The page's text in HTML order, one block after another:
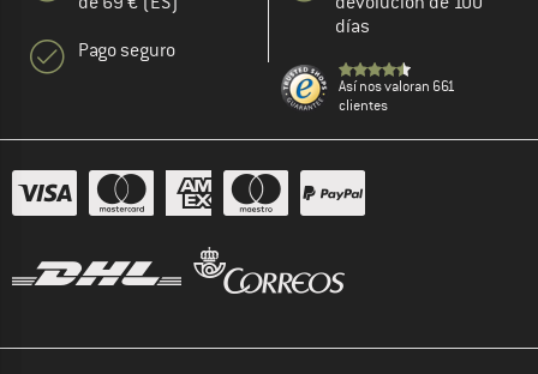
Pago seguro
días
Así nos valoran 661
clientes